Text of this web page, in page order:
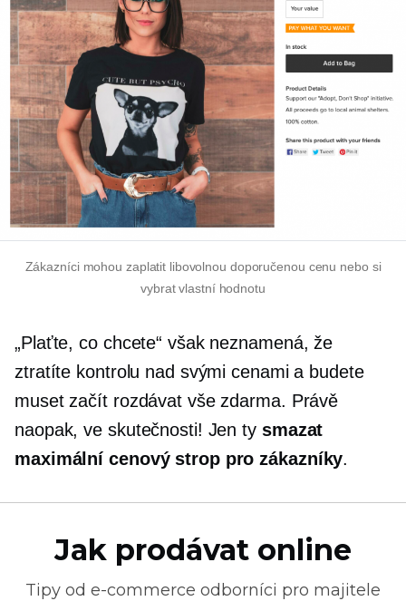
Zákazníci mohou zaplatit libovolnou doporučenou cenu nebo si
vybrat vlastní hodnotu
„Plaťte, co chcete“ však neznamená, že
ztratíte kontrolu nad svými cenami a budete
muset začít rozdávat vše zdarma. Právě
naopak, ve skutečnosti! Jen ty smazat
maximální cenový strop pro zákazníky.
Jak prodávat online
Tipy od e-commerce odborníci pro majitele